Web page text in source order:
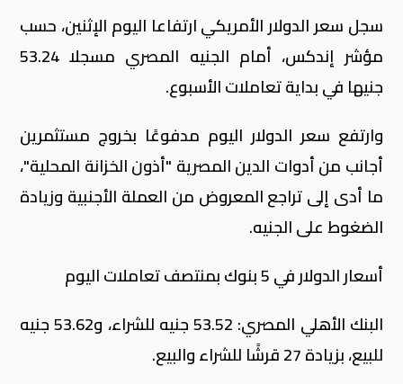
سجل سعر الدولار الأمريكي ارتفاعا اليوم الإثنين، حسب
مؤشر إندكس، أمام الجنيه المصري مسجلا 53.24
جنيها في بداية تعاملات الأسبوع.
وارتفع سعر الدولار اليوم مدفوعًا بخروج مستثمرين
أجانب من أدوات الدين المصرية "أذون الخزانة المحلية"،
ما أدى إلى تراجع المعروض من العملة الأجنبية وزيادة
الضغوط على الجنيه.
أسعار الدولار في 5 بنوك بمنتصف تعاملات اليوم
البنك الأهلي المصري: 53.52 جنيه للشراء، و53.62 جنيه
للبيع، بزيادة 27 قرشًا للشراء والبيع.